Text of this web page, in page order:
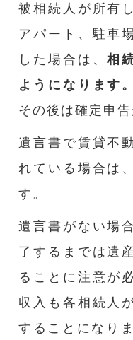
被相続人が所有
アパート、駐車
した場合は、相
ようになります。
その後は確定申
遺言書で賃貸不
れている場合は
す。
遺言書がない場
了するまでは遺
ることに注意が
収入も各相続人
することになり